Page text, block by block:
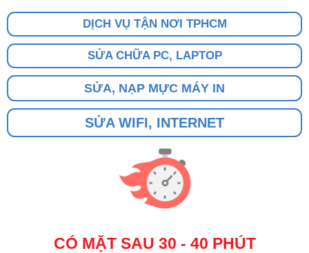
DỊCH VỤ TẬN NƠI TPHCM
SỬA CHỮA PC, LAPTOP
SỬA, NẠP MỰC MÁY IN
SỬA WIFI, INTERNET
CÓ MẶT SAU 30 - 40 PHÚT